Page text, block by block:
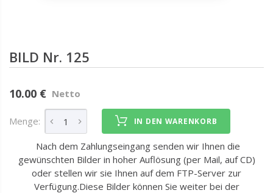
BILD Nr. 125
10.00 € Netto
Menge: IN DEN WARENKORB
Nach dem Zahlungseingang senden wir Ihnen die
gewünschten Bilder in hoher Auflösung (per Mail, auf CD)
oder stellen wir sie Ihnen auf dem FTP-Server zur
Verfügung.Diese Bilder können Sie weiter bei der